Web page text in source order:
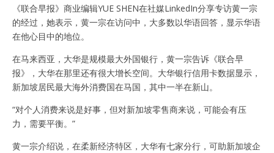
《联合早报》商业编辑YUE SHEN在社媒LinkedIn分享专访黄一宗
的经过，她表示，黄一宗在访问中，大多数以华语回答，显示华语
在他心目中的地位。
在马来西亚，大华是规模最大外国银行，黄一宗告诉《联合早
报》，大华在那里还有很大增长空间。大华银行信用卡数据显示，
新加坡居民最大海外消费国在马国，其中一半在新山。
“对个人消费来说是好事，但对新加坡零售商来说，可能会有压
力，需要平衡。”
黄一宗介绍说，在柔新经济特区，大华有七家分行，可助新加坡企